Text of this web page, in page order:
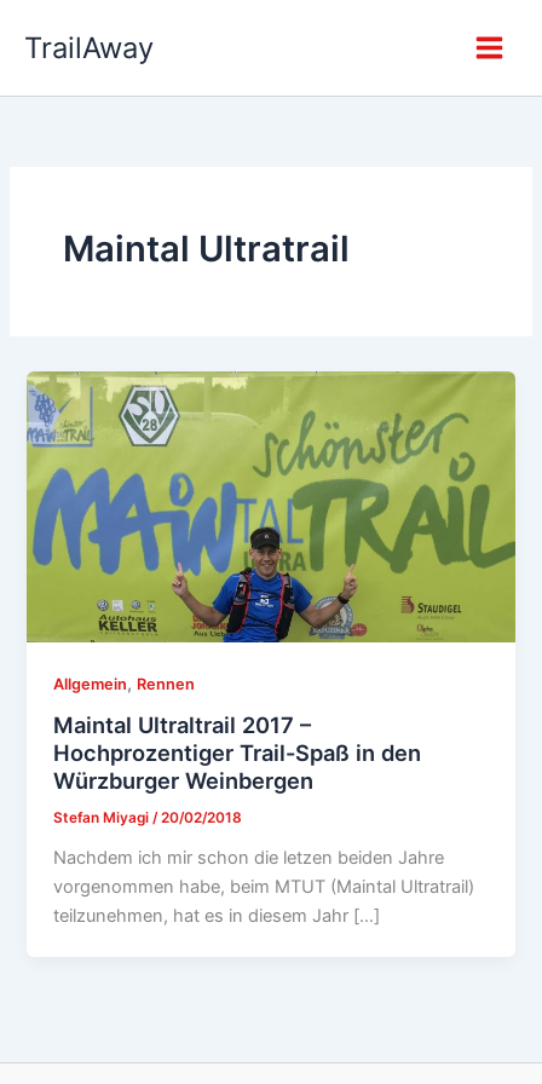
InhaltTrailAway
Maintal Ultratrail
Allgemein, Rennen
Maintal Ultraltrail 2017 –
Hochprozentiger Trail-Spaß in den
Würzburger Weinbergen
Stefan Miyagi/20/02/2018
Nachdem ich mir schon die letzen beiden Jahre
vorgenommen habe, beim MTUT (Maintal Ultratrail)
teilzunehmen, hat es in diesem Jahr […]